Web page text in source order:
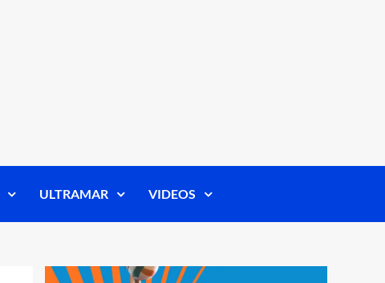
ULTRAMAR VIDEOS